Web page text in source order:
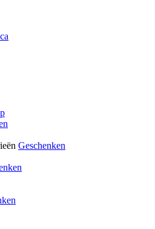
Geschenken